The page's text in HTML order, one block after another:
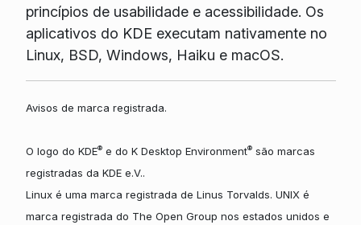
princípios de usabilidade e acessibilidade. Os
aplicativos do KDE executam nativamente no
Linux, BSD, Windows, Haiku e macOS.
Avisos de marca registrada.
O logo do KDE®e do K Desktop Environment®são marcas
registradas da KDE e.V..
Linux é uma marca registrada de Linus Torvalds. UNIX é
marca registrada do The Open Group nos estados unidos e